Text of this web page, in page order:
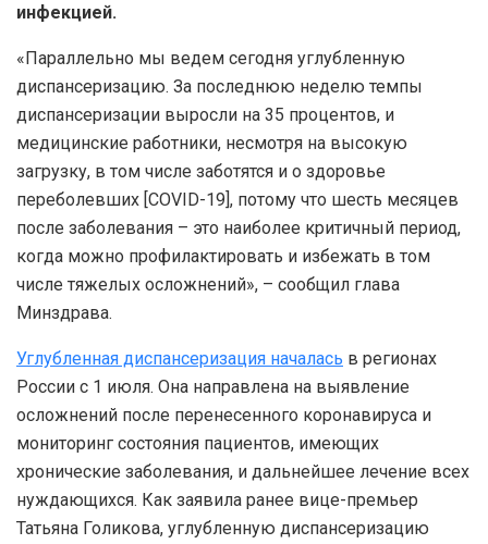
инфекцией.
«Параллельно мы ведем сегодня углубленную
диспансеризацию. За последнюю неделю темпы
диспансеризации выросли на 35 процентов, и
медицинские работники, несмотря на высокую
загрузку, в том числе заботятся и о здоровье
переболевших [COVID-19], потому что шесть месяцев
после заболевания – это наиболее критичный период,
когда можно профилактировать и избежать в том
числе тяжелых осложнений», – сообщил глава
Минздрава.
Углубленная диспансеризация началась в регионах
России с 1 июля. Она направлена на выявление
осложнений после перенесенного коронавируса и
мониторинг состояния пациентов, имеющих
хронические заболевания, и дальнейшее лечение всех
нуждающихся. Как заявила ранее вице-премьер
Татьяна Голикова, углубленную диспансеризацию